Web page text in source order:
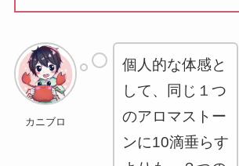
カニブロ
個人的な体感と
して、同じ１つ
のアロマストー
ンに10滴垂らす